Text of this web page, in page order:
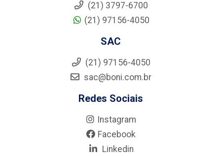
(21) 3797-6700
(21) 97156-4050
SAC
(21) 97156-4050
sac@boni.com.br
Redes Sociais
Instagram
Facebook
Linkedin